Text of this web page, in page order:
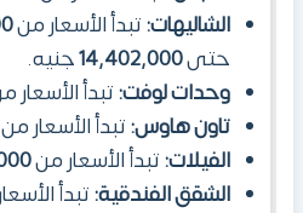
الشاليهات:تبدأ الأسعار من
حتى14,402,000جنيه.
وحدات لوفت:تبدأ الأسعار
تاون هاوس:تبدأ الأسعار من
الفيلات:تبدأ الأسعار من
الشقق الفندقية:تبدأ